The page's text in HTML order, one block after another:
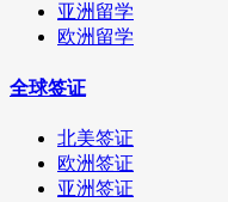
亚洲留学
欧洲留学
全球签证
北美签证
欧洲签证
亚洲签证